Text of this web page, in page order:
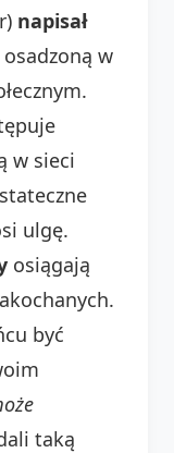
napisał
w
w sieci
ulgę.
osiągają
być
taką